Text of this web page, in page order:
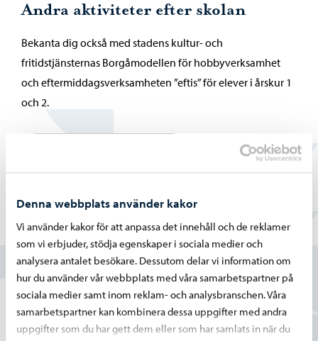
Denna webbplats använder kakor
Vi använder kakor för att anpassa det innehåll och de reklamer
som vi erbjuder, stödja egenskaper i sociala medier och
analysera antalet besökare. Dessutom delar vi information om
hur du använder vår webbplats med våra samarbetspartner på
sociala medier samt inom reklam- och analysbranschen. Våra
samarbetspartner kan kombinera dessa uppgifter med andra
uppgifter som du har gett dem eller som har samlats in när du
Andra aktiviteter efter skolan
Bekanta dig också med stadens kultur- och
fritidstjänsternas Borgåmodellen för hobbyverksamhet
och eftermiddagsverksamheten ”eftis” för elever i årskur 1
och 2.
Hittade du vad du sökte?
Delvis
Nej